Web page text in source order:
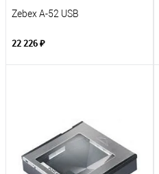
Zebex A-52 USB
22 226 ₽